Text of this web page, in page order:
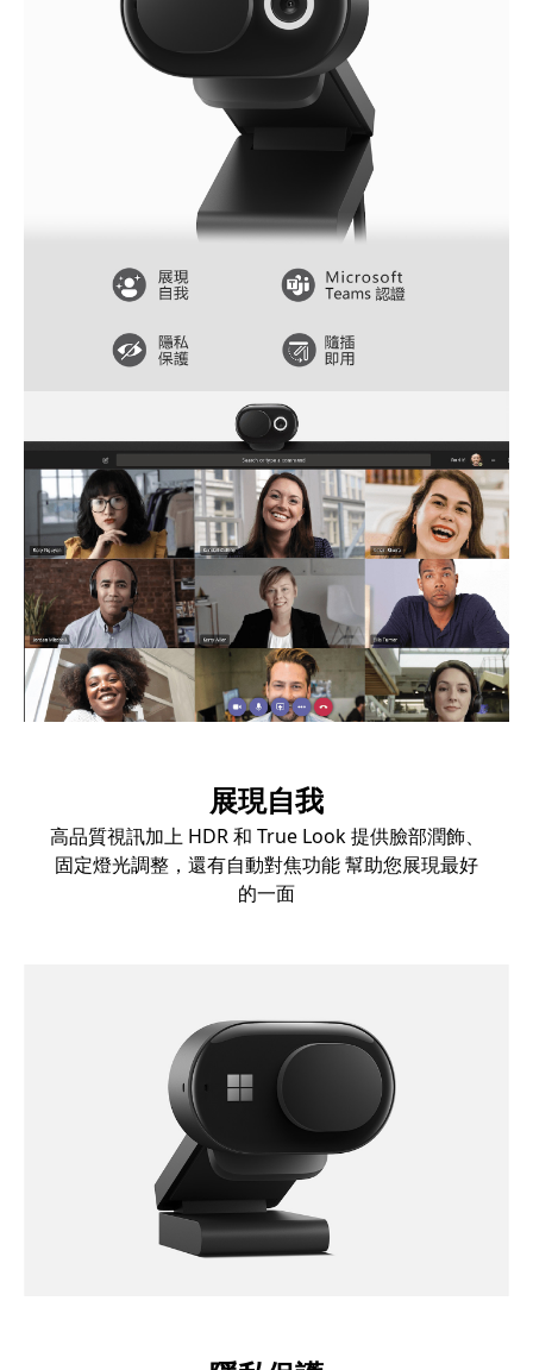
展現自我
高品質視訊加上 HDR 和 True Look 提供臉部潤飾、
固定燈光調整，還有自動對焦功能 幫助您展現最好
的一面